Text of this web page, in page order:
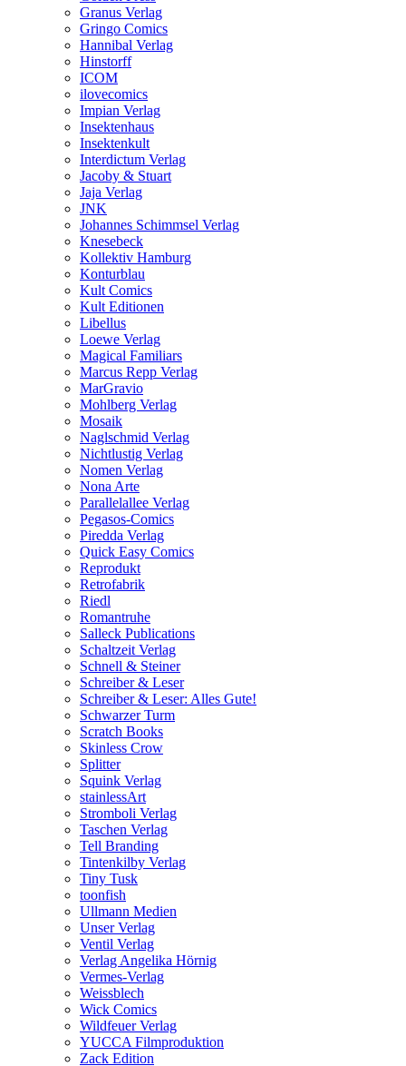
Granus Verlag
Gringo Comics
Hannibal Verlag
Hinstorff
ICOM
ilovecomics
Impian Verlag
Insektenhaus
Insektenkult
Interdictum Verlag
Jacoby & Stuart
Jaja Verlag
JNK
Johannes Schimmsel Verlag
Knesebeck
Kollektiv Hamburg
Konturblau
Kult Comics
Kult Editionen
Libellus
Loewe Verlag
Magical Familiars
Marcus Repp Verlag
MarGravio
Mohlberg Verlag
Mosaik
Naglschmid Verlag
Nichtlustig Verlag
Nomen Verlag
Nona Arte
Parallelallee Verlag
Pegasos-Comics
Piredda Verlag
Quick Easy Comics
Reprodukt
Retrofabrik
Riedl
Romantruhe
Salleck Publications
Schaltzeit Verlag
Schnell & Steiner
Schreiber & Leser
Schreiber & Leser: Alles Gute!
Schwarzer Turm
Scratch Books
Skinless Crow
Splitter
Squink Verlag
stainlessArt
Stromboli Verlag
Taschen Verlag
Tell Branding
Tintenkilby Verlag
Tiny Tusk
toonfish
Ullmann Medien
Unser Verlag
Ventil Verlag
Verlag Angelika Hörnig
Vermes-Verlag
Weissblech
Wick Comics
Wildfeuer Verlag
YUCCA Filmproduktion
Zack Edition